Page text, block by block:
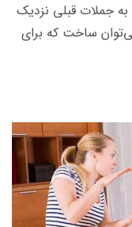
به جملات قبلی نزدیک
ساخت که برای